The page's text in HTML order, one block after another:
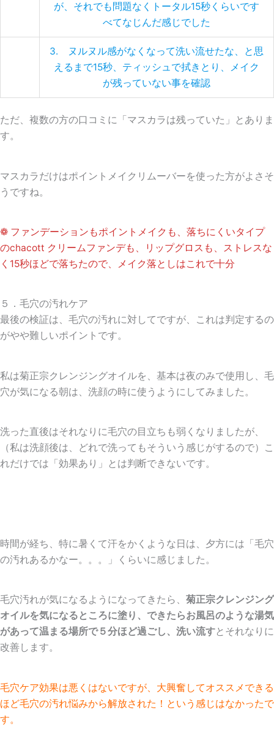
が、それでも問題なくトータル15秒くらいです
べてなじんだ感じでした
3. ヌルヌル感がなくなって洗い流せたな、と思
えるまで15秒、ティッシュで拭きとり、メイク
が残っていない事を確認
ただ、複数の方の口コミに「マスカラは残っていた」とありま
す。
マスカラだけはポイントメイクリムーバーを使った方がよさそ
うですね。
❁ ファンデーションもポイントメイクも、落ちにくいタイプ
のchacott クリームファンデも、リップグロスも、ストレスな
く15秒ほどで落ちたので、メイク落としはこれで十分
５．毛穴の汚れケア
最後の検証は、毛穴の汚れに対してですが、これは判定するの
がやや難しいポイントです。
私は菊正宗クレンジングオイルを、基本は夜のみで使用し、毛
穴が気になる朝は、洗顔の時に使うようにしてみました。
洗った直後はそれなりに毛穴の目立ちも弱くなりましたが、
（私は洗顔後は、どれで洗ってもそういう感じがするので）こ
れだけでは「効果あり」とは判断できないです。
時間が経ち、特に暑くて汗をかくような日は、夕方には「毛穴
の汚れあるかなー。。。」くらいに感じました。
毛穴汚れが気になるようになってきたら、 菊正宗クレンジング
オイルを気になるところに塗り、できたらお風呂のような湯気
があって温まる場所で５分ほど過ごし、洗い流すと それなりに
改善します。
毛穴ケア効果は悪くはないですが、大興奮してオススメできる
ほど毛穴の汚れ悩みから解放された！という感じはなかったで
す。